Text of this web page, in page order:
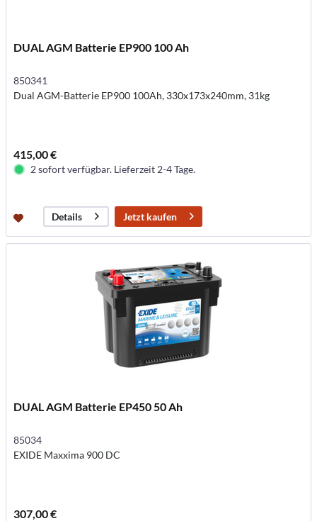
DUAL AGM Batterie EP900 100 Ah
850341
Dual AGM-Batterie EP900 100Ah, 330x173x240mm, 31kg
415,00 €
2 sofort verfügbar. Lieferzeit 2-4 Tage.
Details Jetzt kaufen
DUAL AGM Batterie EP450 50 Ah
85034
EXIDE Maxxima 900 DC
307,00 €